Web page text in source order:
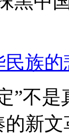
民族的
”不
新